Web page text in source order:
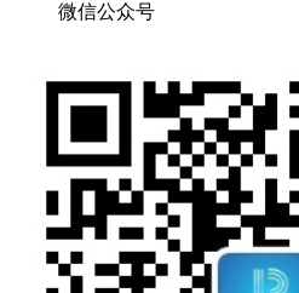
微信公众号